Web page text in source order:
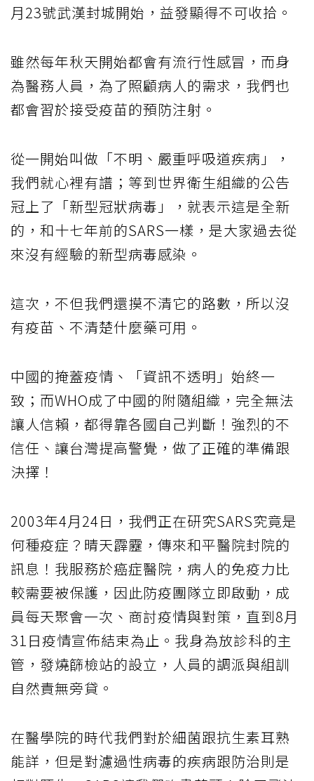
月23號武漢封城開始，益發顯得不可收拾。
雖然每年秋天開始都會有流行性感冒，而身
為醫務人員，為了照顧病人的需求，我們也
都會習於接受疫苗的預防注射。
從一開始叫做「不明、嚴重呼吸道疾病」，
我們就心裡有譜；等到世界衛生組織的公告
冠上了「新型冠狀病毒」，就表示這是全新
的，和十七年前的SARS一樣，是大家過去從
來沒有經驗的新型病毒感染。
這次，不但我們還摸不清它的路數，所以沒
有疫苗、不清楚什麼藥可用。
中國的掩蓋疫情、「資訊不透明」始終一
致；而WHO成了中國的附隨組織，完全無法
讓人信賴，都得靠各國自己判斷！強烈的不
信任、讓台灣提高警覺，做了正確的準備跟
決擇！
2003年4月24日，我們正在研究SARS究竟是
何種疫症？晴天霹靂，傳來和平醫院封院的
訊息！我服務於癌症醫院，病人的免疫力比
較需要被保護，因此防疫團隊立即啟動，成
員每天聚會一次、商討疫情與對策，直到8月
31日疫情宣佈結束為止。我身為放診科的主
管，發燒篩檢站的設立，人員的調派與組訓
自然責無旁貸。
在醫學院的時代我們對於細菌跟抗生素耳熟
能詳，但是對濾過性病毒的疾病跟防治則是